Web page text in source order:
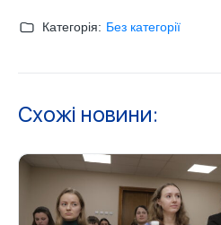
Категорія: Без категорії
Схожі новини: